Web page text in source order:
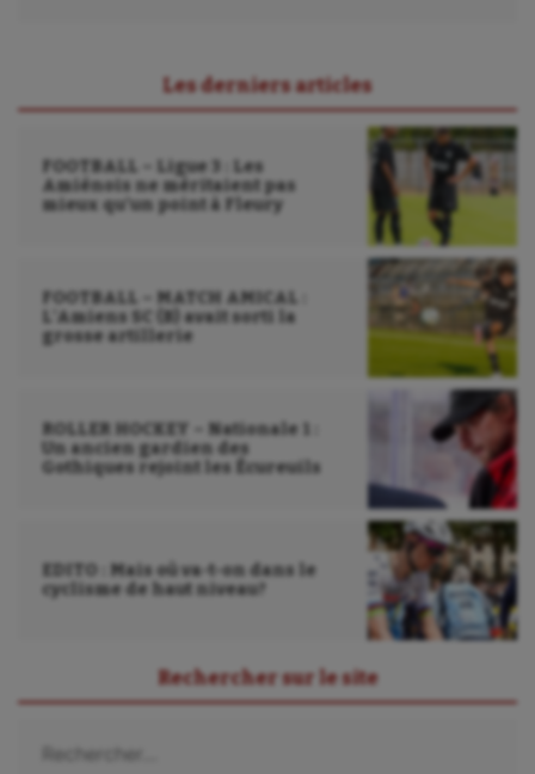
Les derniers articles
FOOTBALL – Ligue 3 : Les
Amiénois ne méritaient pas
mieux qu’un point à Fleury
FOOTBALL – MATCH AMICAL :
L’Amiens SC (B) avait sorti la
grosse artillerie
ROLLER HOCKEY – Nationale 1 :
Un ancien gardien des
Gothiques rejoint les Écureuils
EDITO : Mais où va-t-on dans le
cyclisme de haut niveau?
Rechercher sur le site